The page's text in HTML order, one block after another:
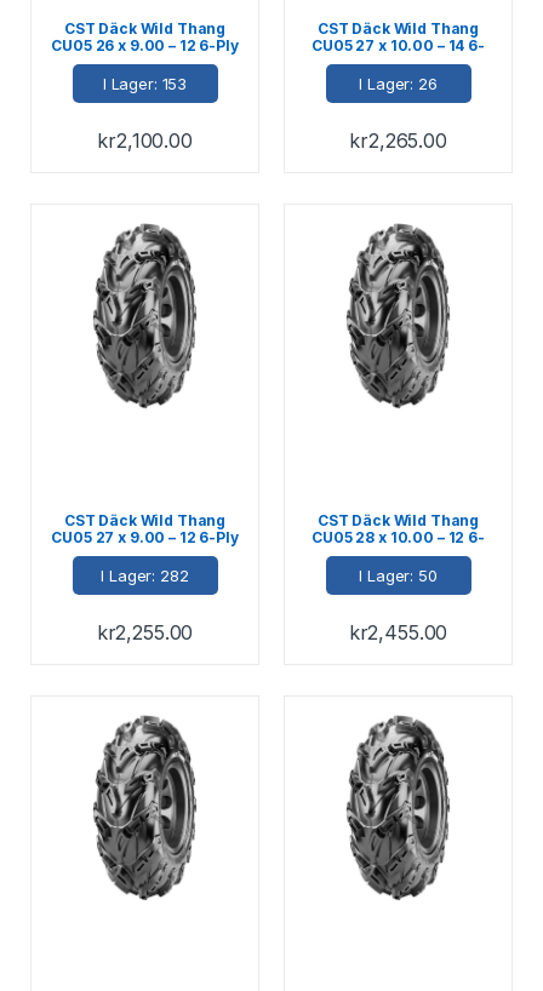
CST Däck Wild Thang
CU05 26 x 9.00 – 12 6-Ply
M+S E-märkt 66J
I Lager: 153
kr2,100.00
CST Däck Wild Thang
CU05 27 x 10.00 – 14 6-
Ply M+S E-märkt 70J
I Lager: 26
kr2,265.00
CST Däck Wild Thang
CU05 27 x 9.00 – 12 6-Ply
M+S E-märkt 68J
I Lager: 282
kr2,255.00
CST Däck Wild Thang
CU05 28 x 10.00 – 12 6-
Ply M+S E-märkt 73J
I Lager: 50
kr2,455.00